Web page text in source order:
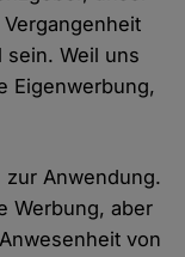
sein. Weil uns
Eigenwerbung,
Anwendung.
Werbung, aber
von